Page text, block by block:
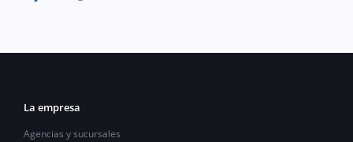
La empresa
Agencias y sucursales